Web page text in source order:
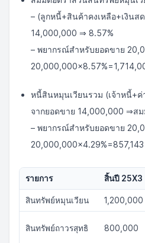
3{,}600{,}000
\text{ บาท}
– (ลูกหนี้+สินค้าคงเหลือ+เงินส
14,000,000 ⇒ 8.57%
– พยากรณ์สำหรับยอดขาย
หนี้สินหมุนเวียนรวม (เจ้าหนี้+ค่
จากยอดขาย 14,000,000 ⇒สม
– พยากรณ์สำหรับยอดขาย
20,000,000×4.29%=857,143
รายการ สิ้นปี 25X3
สินทรัพย์หมุนเวียน 1,200,000
สินทรัพย์ถาวรสุทธิ 800,000